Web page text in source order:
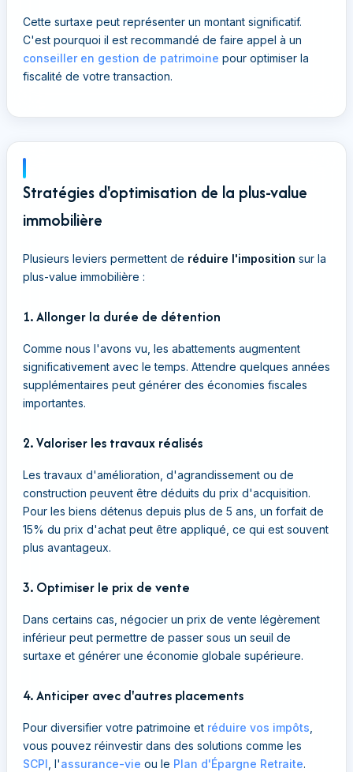
Cette surtaxe peut représenter un montant significatif.
C'est pourquoi il est recommandé de faire appel à un
conseiller en gestion de patrimoine pour optimiser la
fiscalité de votre transaction.
Stratégies d'optimisation de la plus-value
immobilière
Plusieurs leviers permettent de réduire l'imposition sur la
plus-value immobilière :
1. Allonger la durée de détention
Comme nous l'avons vu, les abattements augmentent
significativement avec le temps. Attendre quelques années
supplémentaires peut générer des économies fiscales
importantes.
2. Valoriser les travaux réalisés
Les travaux d'amélioration, d'agrandissement ou de
construction peuvent être déduits du prix d'acquisition.
Pour les biens détenus depuis plus de 5 ans, un forfait de
15% du prix d'achat peut être appliqué, ce qui est souvent
plus avantageux.
3. Optimiser le prix de vente
Dans certains cas, négocier un prix de vente légèrement
inférieur peut permettre de passer sous un seuil de
surtaxe et générer une économie globale supérieure.
4. Anticiper avec d'autres placements
Pour diversifier votre patrimoine et réduire vos impôts
vous pouvez réinvestir dans des solutions comme les
SCPI , l'assurance-vie ou le Plan d'Épargne Retraite.